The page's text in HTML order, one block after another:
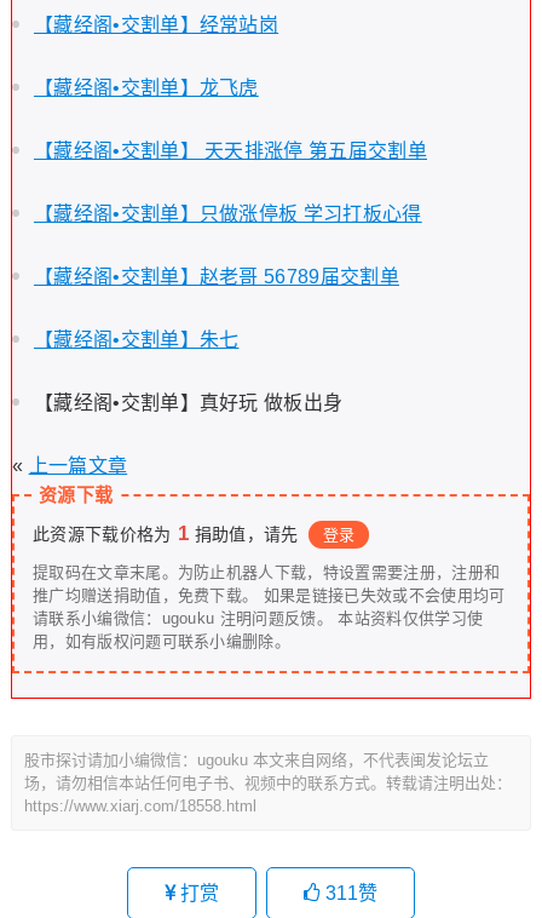
【藏经阁•交割单】经常站岗
【藏经阁•交割单】龙飞虎
【藏经阁•交割单】 天天排涨停 第五届交割单
【藏经阁•交割单】只做涨停板 学习打板心得
【藏经阁•交割单】赵老哥 56789届交割单
【藏经阁•交割单】朱七
【藏经阁•交割单】真好玩 做板出身
«
上一篇文章
资源下载
此资源下载价格为 1 捐助值，请先 登录
提取码在文章末尾。为防止机器人下载，特设置需要注册，注册和
推广均赠送捐助值，免费下载。 如果是链接已失效或不会使用均可
请联系小编微信：ugouku 注明问题反馈。 本站资料仅供学习使
用，如有版权问题可联系小编删除。
股市探讨请加小编微信：ugouku 本文来自网络，不代表闽发论坛立
场，请勿相信本站任何电子书、视频中的联系方式。转载请注明出处：
https://www.xiarj.com/18558.html
打赏 311赞